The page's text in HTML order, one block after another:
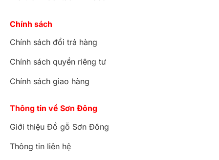
Chính sách
Chính sách đổi trả hàng
Chính sách quyền riêng tư
Chính sách giao hàng
Thông tin về Sơn Đông
Giới thiệu Đồ gỗ Sơn Đông
Thông tin liên hệ